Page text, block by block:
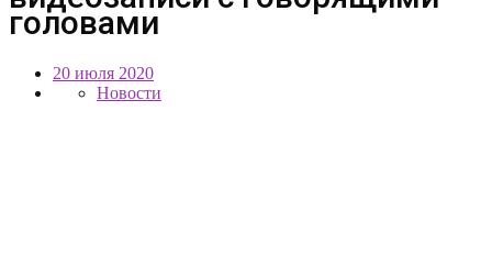
головами
20 июля 2020
Новости